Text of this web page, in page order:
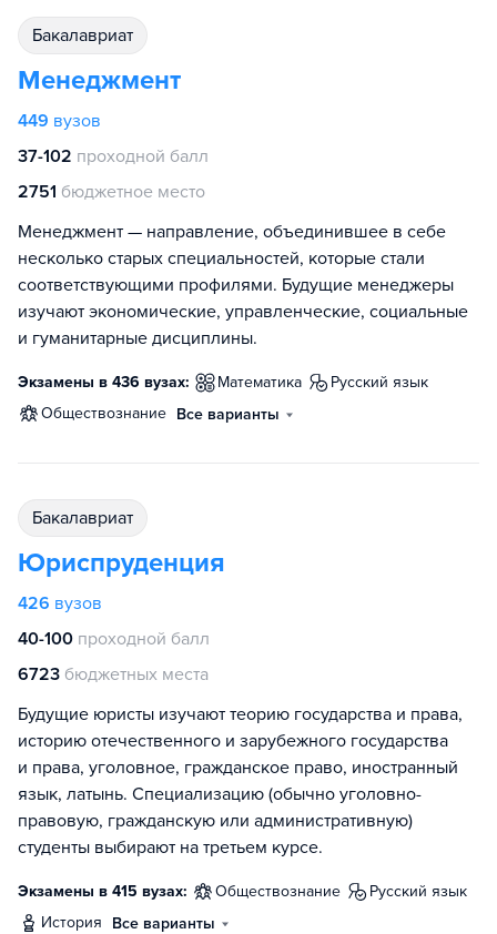
бакалавриат
Менеджмент
449 вузов
37-102 проходной балл
2751 бюджетное место
Менеджмент — направление, объединившее в себе
несколько старых специальностей, которые стали
соответствующими профилями. Будущие менеджеры
изучают экономические, управленческие, социальные
и гуманитарные дисциплины.
Экзамены в 436 вузах: математика
русский язык
обществознание Все варианты
бакалавриат
Юриспруденция
426 вузов
40-100 проходной балл
6723 бюджетных места
Будущие юристы изучают теорию государства и права,
историю отечественного и зарубежного государства
и права, уголовное, гражданское право, иностранный
язык, латынь. Специализацию (обычно уголовно-
правовую, гражданскую или административную)
студенты выбирают на третьем курсе.
Экзамены в 415 вузах: обществознание
русский язык
история
Все варианты